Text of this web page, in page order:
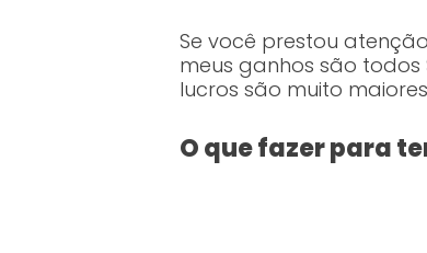
Se você prestou
meus ganhos são todos
lucros são muito
O que fazer para